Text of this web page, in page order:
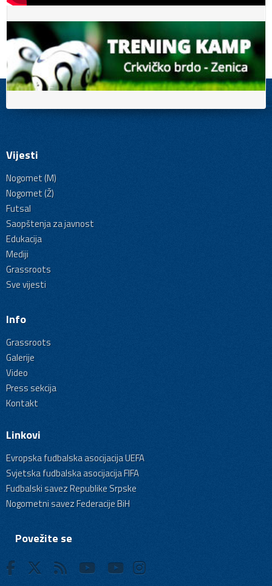
Vijesti
Nogomet (M)
Nogomet (Ž)
Futsal
Saopštenja za javnost
Edukacija
Mediji
Grassroots
Sve vijesti
Info
Grassroots
Galerije
Video
Press sekcija
Kontakt
Linkovi
Evropska fudbalska asocijacija UEFA
Svjetska fudbalska asocijacija FIFA
Fudbalski savez Republike Srpske
Nogometni savez Federacije BiH
Povežite se